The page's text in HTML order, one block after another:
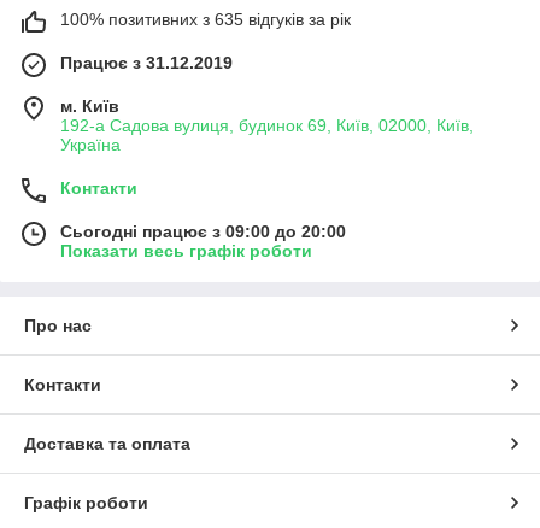
100% позитивних з 635 відгуків за рік
Працює з 31.12.2019
м. Київ
192-а Садова вулиця, будинок 69, Київ, 02000, Київ,
Україна
Контакти
Сьогодні працює з 09:00 до 20:00
Показати весь графік роботи
Про нас
Контакти
Доставка та оплата
Графік роботи